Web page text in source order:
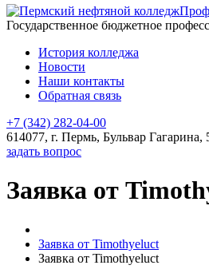
Государственное бюджетное
История колледжа
Новости
Наши контакты
Обратная связь
+7 (342) 282-04-00
614077, г. Пермь, Бульвар Гагарина,
задать вопрос
Заявка от
Заявка от Timothyeluct
Заявка от Timothyeluct